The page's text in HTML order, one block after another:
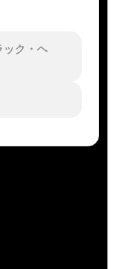
ック・ヘ